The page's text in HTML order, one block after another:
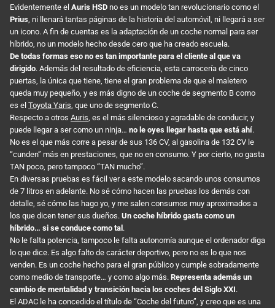
Evidentemente el Auris HSD no es un modelo tan revolucionario como el
Prius , ni llenará tantas páginas de la historia del automóvil, ni llegará a ser
un icono. A fin de cuentas es la adaptación de un coche normal para ser
híbrido, no un modelo hecho desde cero que ha creado escuela.
De todas formas eso no es tan importante para el cliente al que va
dirigido. Además del resultado de eficiencia, esta carrocería de cinco
puertas, la única que tiene, tiene el gran problema de que el maletero
queda muy pequeño, y es más digno de un coche de segmento B como
es el Toyota Yaris , que uno de segmento C.
Respecto a otros Auris , es el más silencioso y agradable de conducir, y
puede llegar a ser como un ninja… no le oyes llegar hasta que está ahí.
No es el que más corre a pesar de sus 136 CV, al gasolina de 132 CV le
“cunden” más en prestaciones, que no en consumo. Y por cierto, no gasta
TAN poco, pero tampoco “TAN mucho”.
En diversas pruebas es fácil ver a este modelo sacando unos consumos
de 7 litros en adelante. No sé cómo hacen las pruebas los demás con
detalle, sé cómo las hago yo, y me salen consumos muy aproximados a
los que dicen tener sus dueños. Un coche híbrido gasta como un
híbrido… si se conduce como tal.
No le falta potencia, tampoco le falta autonomía aunque el ordenador diga
lo que dice. Es algo falto de carácter deportivo, pero no es lo que nos
venden. Es un coche hecho para el gran público y cumple sobradamente
como medio de transporte… y como algo más. Representa además un
cambio de mentalidad y transición hacia los coches del Siglo XXI.
El ADAC le ha concedido el título de “Coche del futuro”, y creo que es una